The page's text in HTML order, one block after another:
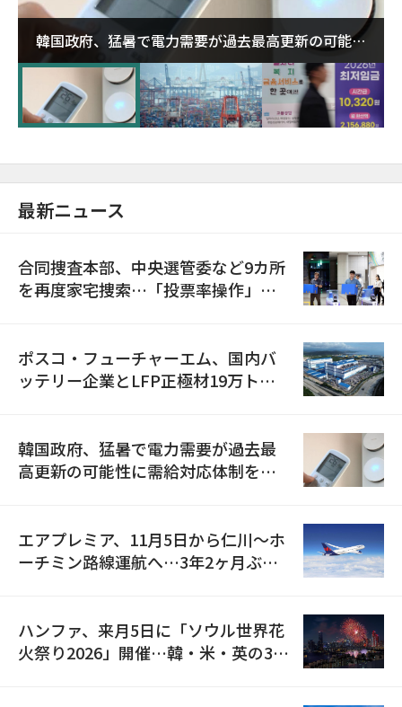
韓国政府、猛暑で電力需要が過去最高更新の可能性
に需給対応体制を点検
最新ニュース
合同捜査本部、中央選管委など9カ所
を再度家宅捜索…「投票率操作」の
ポスコ・フューチャーエム、国内バ
ッテリー企業とLFP正極材19万トン
韓国政府、猛暑で電力需要が過去最
高更新の可能性に需給対応体制を点
エアプレミア、11月5日から仁川〜ホ
ーチミン路線運航へ…3年2ヶ月ぶり
ハンファ、来月5日に「ソウル世界花
火祭り2026」開催…韓・米・英の3カ